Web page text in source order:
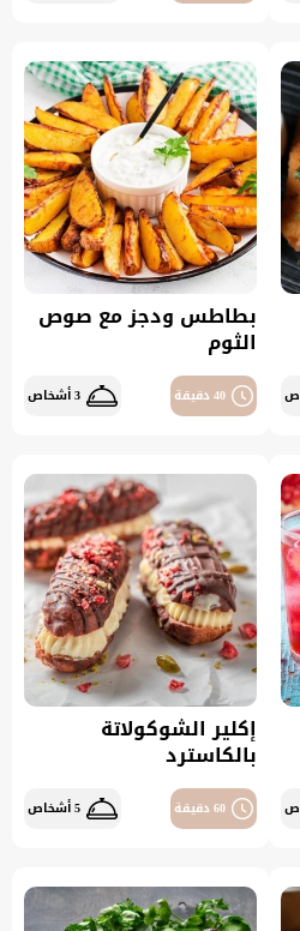
بطاطس ودجز مع صوص
الثوم
40 دقيقة 3 أشخاص
إكلير الشوكولاتة
بالكاسترد
60 دقيقة 5 أشخاص